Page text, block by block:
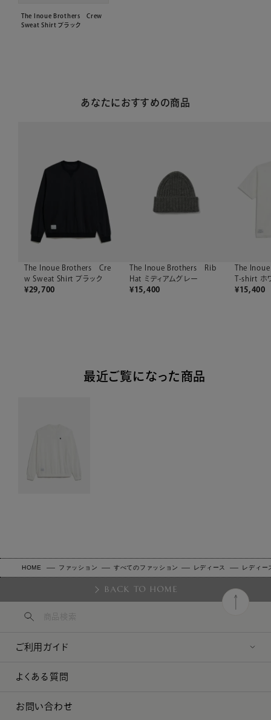
The Inoue Brothers Crew
Sweat Shirt ブラック
あなたにおすすめの商品
The Inoue Brothers Cre
w Sweat Shirt ブラック
¥29,700
The Inoue Brothers Rib
Hat ミディアムグレー
¥15,400
The
T-shirt ホ
¥15,400
最近ご覧になった商品
HOME ファッション すべてのファッション レディース レディー
BACK TO HOME
ご利用ガイド
よくある質問
お問い合わせ